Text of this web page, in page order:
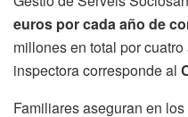
euros por cada año de
millones en total por
inspectora corresponde al
Familiares aseguran en